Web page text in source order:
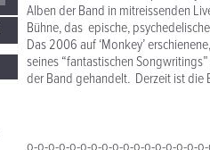
Alben der Band in mitreissenden
Bühne, das epische,
Das 2006 auf ‘Monkey’
seines “fantastischen
der Band gehandelt. Derzeit ist die